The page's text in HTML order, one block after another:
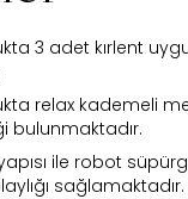
3 adet kırlent
relax kademeli
bulunmaktadır.
ile robot
sağlamaktadır.